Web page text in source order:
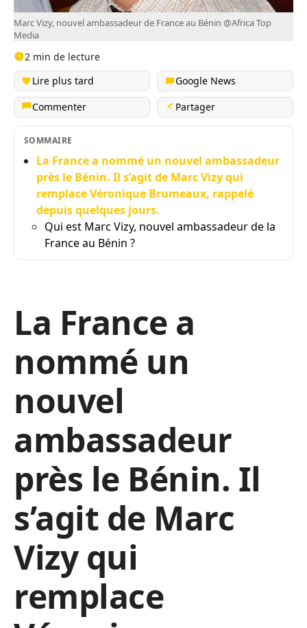
Marc Vizy, nouvel ambassadeur de France au Bénin @Africa Top
Media
2 min de lecture
Lire plus tard
Google News
Commenter
Partager
SOMMAIRE
La France a nommé un nouvel ambassadeur
près le Bénin. Il s’agit de Marc Vizy qui
remplace Véronique Brumeaux, rappelé
depuis quelques jours.
Qui est Marc Vizy, nouvel ambassadeur de la
France au Bénin ?
La France a
nommé un
nouvel
ambassadeur
près le Bénin. Il
s’agit de Marc
Vizy qui
remplace